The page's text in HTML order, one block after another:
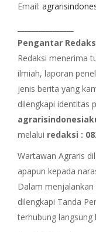
Email:
Pengantar
Redaksi menerima
ilmiah, laporan
jenis berita yang
dilengkapi identitas
melalui redaksi :
Wartawan Agraris
apapun kepada
Dalam
dilengkapi Tanda
terhubung langsung